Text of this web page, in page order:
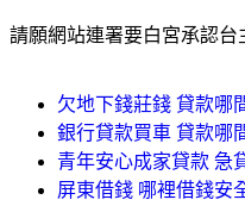
請願網站連署要白宮承認台
欠地下錢莊錢 貸款哪
銀行貸款買車 貸款哪
青年安心成家貸款 急
屏東借錢 哪裡借錢安